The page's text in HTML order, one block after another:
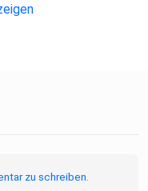
zu schreiben.